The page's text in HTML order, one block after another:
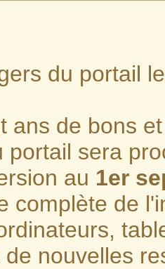
du portail
ans de bons
portail sera
au 1er
complète de
nouvelles